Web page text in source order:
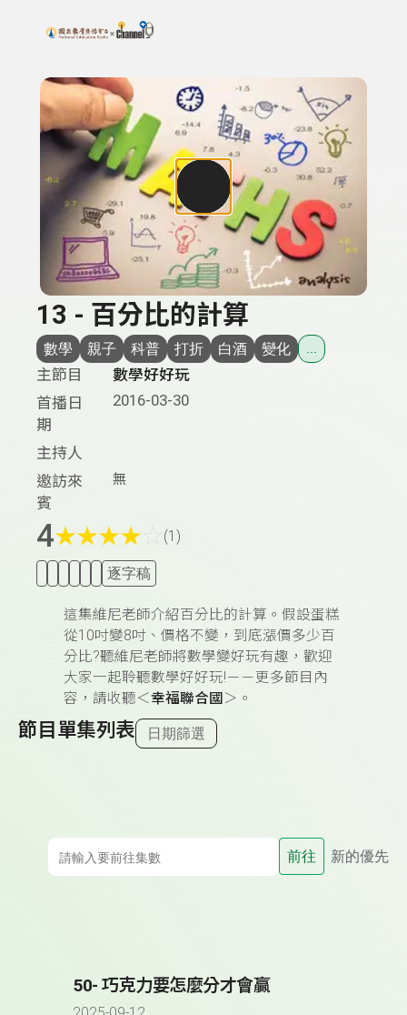
上方功能區塊
搜尋關鍵字：可輸入節目名稱、主持人或關鍵字
13 - 百分比的計算
數學 親子 科普 打折 白酒 變化 ...
主節目
數學好好玩
首播日
期
2016-03-30
主持人
邀訪來
賓
無
4★★★★ (1)
逐字稿
這集維尼老師介紹百分比的計算。假設蛋糕
從10吋變8吋、價格不變，到底漲價多少百
分比?聽維尼老師將數學變好玩有趣，歡迎
大家一起聆聽數學好好玩!－－更多節目內
容，請收聽＜幸福聯合國 ＞。
節目單集列表 日期篩選
前往 新的優先
50- 巧克力要怎麼分才會贏